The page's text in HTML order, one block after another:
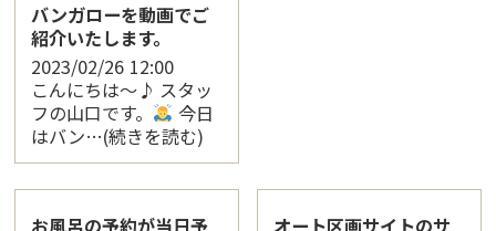
バンガローを動画でご
紹介いたします。
2023/02/26 12:00
こんにちは〜♪ スタッ
フの山口です。
今日
はバン…(続きを読む)